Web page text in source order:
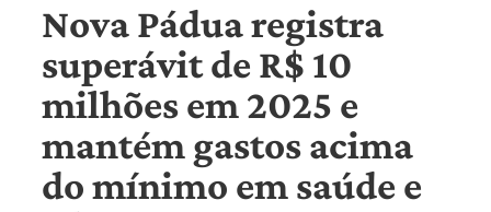
Nova Pádua registra
superávit de R$ 10
milhões em 2025 e
mantém gastos acima
do mínimo em saúde e